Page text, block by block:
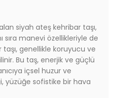
siyah ateş kehribar taşı,
manevi özellikleriyle de
genellikle koruyucu ve
Bu taş, enerjik ve güçlü
içsel huzur ve
yüzüğe sofistike bir hava